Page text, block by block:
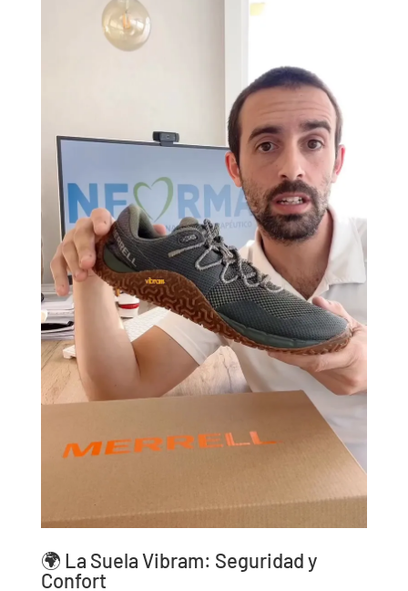
🌍 La Suela Vibram: Seguridad y
Confort